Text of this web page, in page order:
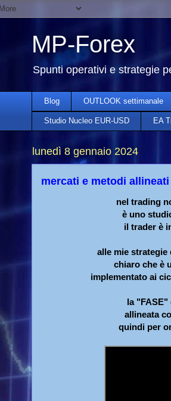
MP-Forex
Spunti operativi e strategie
Blog OUTLOOK settimanale
Studio Nucleo EUR-USD EA
lunedì 8 gennaio 2024
mercati e metodi allineati
nel trading
è uno
il trader è
alle mie strategie
chiaro che è
implementato ai
la "FASE"
allineata
quindi per